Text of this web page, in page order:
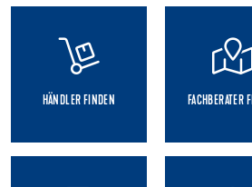
HÄNDLER FINDEN FACHBERATER